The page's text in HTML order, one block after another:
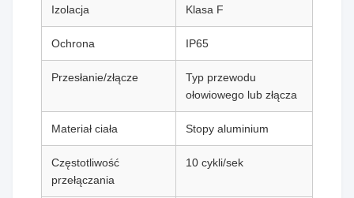
Izolacja Klasa F
Ochrona IP65
Przesłanie/złącze
Typ przewodu
ołowiowego lub złącza
Materiał ciała Stopy aluminium
Częstotliwość
przełączania
10 cykli/sek